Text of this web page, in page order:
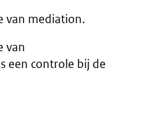
van mediation.
van
een controle bij de